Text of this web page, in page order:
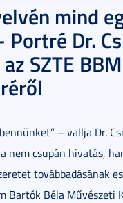
mind
Portré Dr.
SZTE
– vallja Dr.
nem csupán hivatás,
továbbadásának
Bartók Béla Művészeti